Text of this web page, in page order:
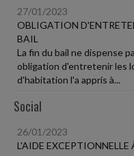
27/01/2023
OBLIGATION
BAIL
La fin du bail ne dispense
obligation d'entretenir les
d'habitation l'a appris à...
Social
26/01/2023
L'AIDE EXCEPTIONNELLE